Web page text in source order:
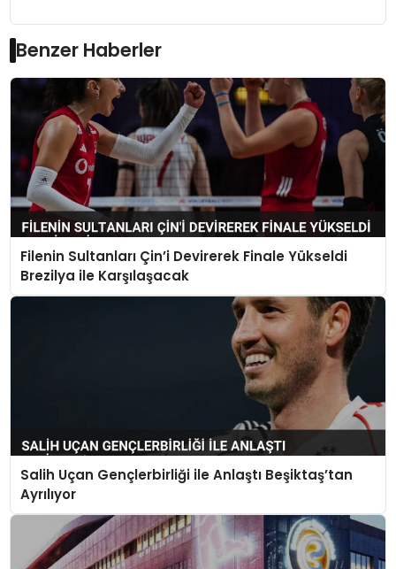
Benzer Haberler
Filenin Sultanları Çin’i Devirerek Finale Yükseldi
Brezilya ile Karşılaşacak
Salih Uçan Gençlerbirliği ile Anlaştı Beşiktaş’tan
Ayrılıyor